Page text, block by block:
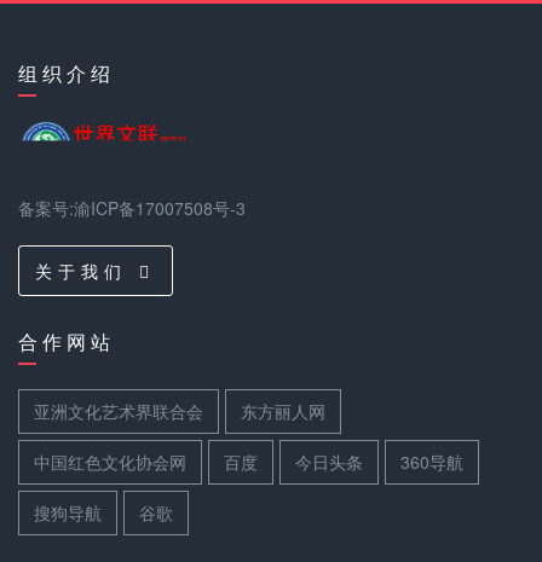
组 织 介 绍
备案号:渝ICP备17007508号-3
关 于 我 们
合 作 网 站
亚洲文化艺术界联合会 东方丽人网
中国红色文化协会网 百度 今日头条 360导航
搜狗导航 谷歌